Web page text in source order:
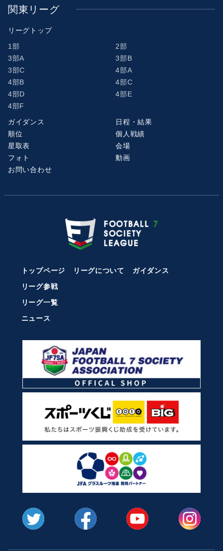
関東リーグ
リーグトップ
1部
2部
3部A
3部B
3部C
4部A
4部B
4部C
4部D
4部E
4部F
ガイダンス
日程・結果
順位
個人戦績
星取表
会場
フォト
動画
お問い合わせ
トップページ リーグについて
ガイダンス
リーグ参戦
リーグ一覧
ニュース